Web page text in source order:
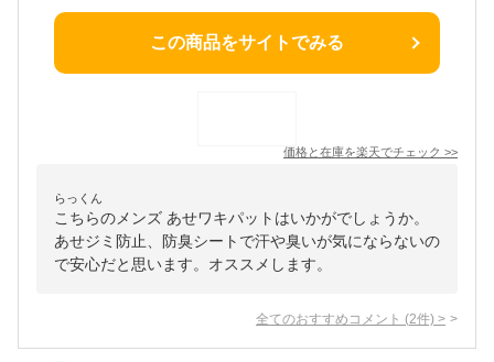
この商品をサイトでみる
価格と在庫を楽天でチェック >>
らっくん
こちらのメンズ あせワキパットはいかがでしょうか。
あせジミ防止、防臭シートで汗や臭いが気にならないの
で安心だと思います。オススメします。
全てのおすすめコメント (2件) >